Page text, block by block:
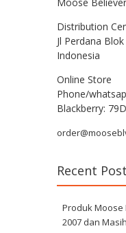
Moose Believer
Distribution
Jl Perdana
Indonesia
Online Store
Phone/
Blackberry:
Recent
Produk Moose
2007 dan